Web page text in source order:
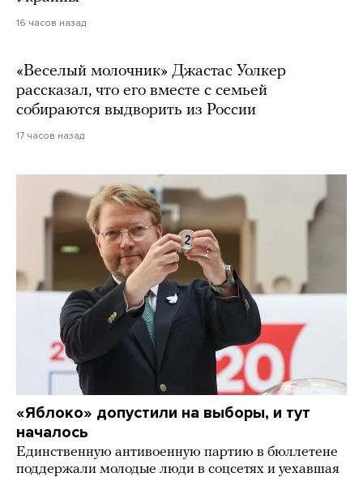
16 часов назад
«Веселый молочник» Джастас Уолкер
рассказал, что его вместе с семьей
собираются выдворить из России
17 часов назад
«Яблоко» допустили на выборы, и тут
началось
Единственную антивоенную партию в бюллетене
поддержали молодые люди в соцсетях и уехавшая